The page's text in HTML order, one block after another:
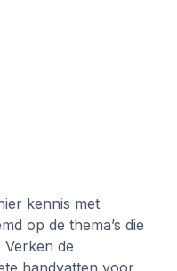
kennis met
op de thema’s die
de
handvatten voor